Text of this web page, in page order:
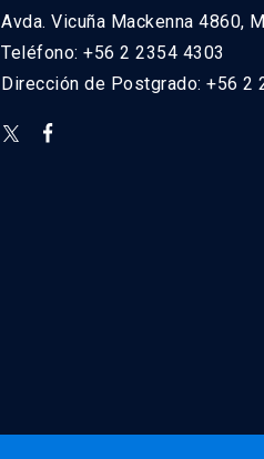
Avda. Vicuña Mackenna 4860,
Teléfono: +56 2 2354 4303
Dirección de Postgrado: +56 2